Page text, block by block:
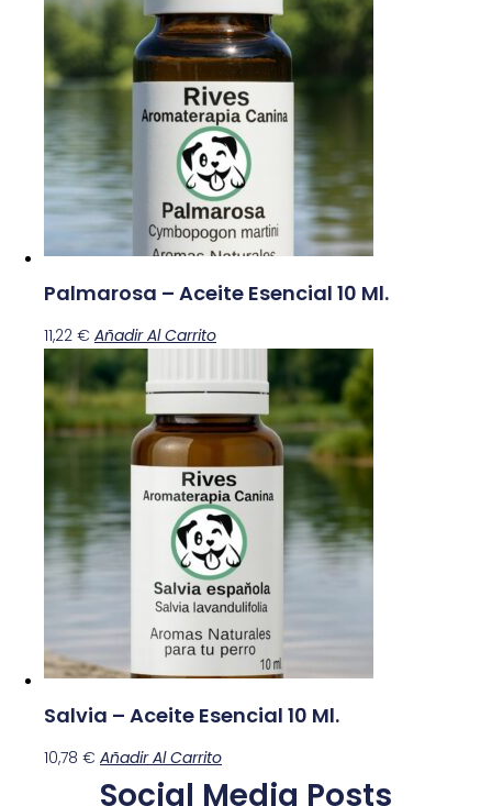
Palmarosa – Aceite Esencial 10 Ml.
11,22 € Añadir Al Carrito
Salvia – Aceite Esencial 10 Ml.
10,78 € Añadir Al Carrito
Social Media Posts